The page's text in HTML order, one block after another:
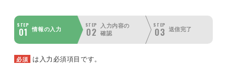
STEP
01 情報の入力
STEP
02
入力内容の
確認
STEP
03 送信完了
必須 は入力必須項目です。